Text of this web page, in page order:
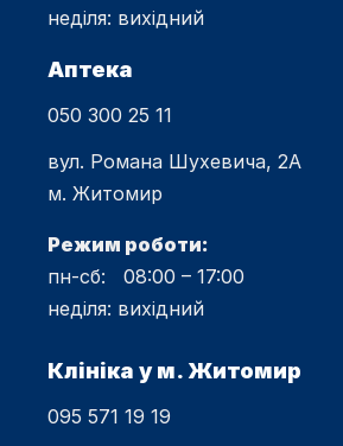
неділя: вихідний
Аптека
050 300 25 11
вул. Романа Шухевича, 2А
м. Житомир
Режим роботи:
пн-сб: 08:00 – 17:00
неділя: вихідний
Клініка у м. Житомир
095 571 19 19